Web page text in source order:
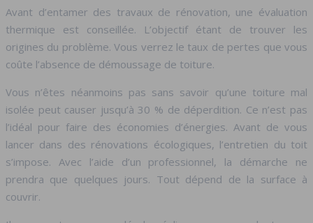
Avant d’entamer des travaux de rénovation, une évaluation
thermique est conseillée. L’objectif étant de trouver les
origines du problème. Vous verrez le taux de pertes que vous
coûte l’absence de démoussage de toiture.
Vous n’êtes néanmoins pas sans savoir qu’une toiture mal
isolée peut causer jusqu’à 30 % de déperdition. Ce n’est pas
l’idéal pour faire des économies d’énergies. Avant de vous
lancer dans des rénovations écologiques, l’entretien du toit
s’impose. Avec l’aide d’un professionnel, la démarche ne
prendra que quelques jours. Tout dépend de la surface à
couvrir.